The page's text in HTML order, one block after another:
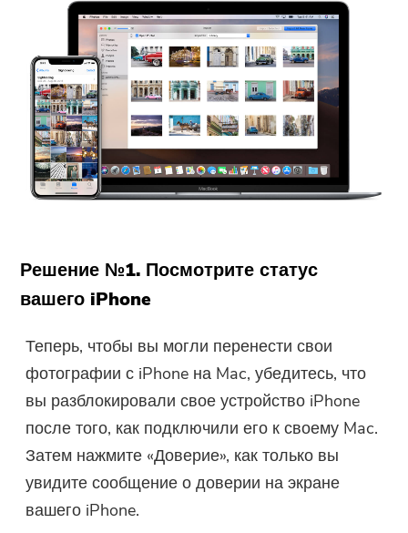
Решение №1. Посмотрите статус
вашего iPhone
Теперь, чтобы вы могли перенести свои
фотографии с iPhone на Mac, убедитесь, что
вы разблокировали свое устройство iPhone
после того, как подключили его к своему Mac.
Затем нажмите «Доверие», как только вы
увидите сообщение о доверии на экране
вашего iPhone.